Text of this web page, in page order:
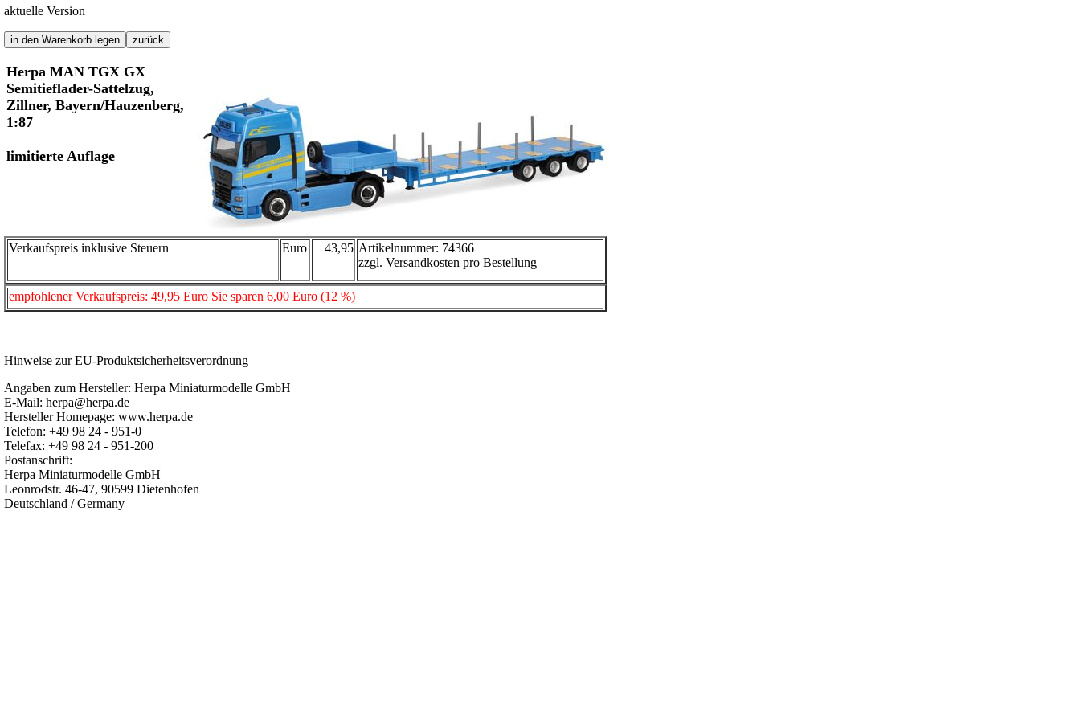
aktuelle Version
Herpa MAN TGX GX
Semitieflader-Sattelzug,
Zillner, Bayern/Hauzenberg,
1:87
limitierte Auflage
Verkaufspreis inklusive Steuern Euro 43,95 Artikelnummer: 74366
zzgl. Versandkosten pro Bestellung
empfohlener Verkaufspreis: 49,95 Euro Sie sparen 6,00 Euro (12 %)
Hinweise zur EU-Produktsicherheitsverordnung
Angaben zum Hersteller: Herpa Miniaturmodelle GmbH
E-Mail: herpa@herpa.de
Hersteller Homepage: www.herpa.de
Telefon: +49 98 24 - 951-0
Telefax: +49 98 24 - 951-200
Postanschrift:
Herpa Miniaturmodelle GmbH
Leonrodstr. 46-47, 90599 Dietenhofen
Deutschland / Germany